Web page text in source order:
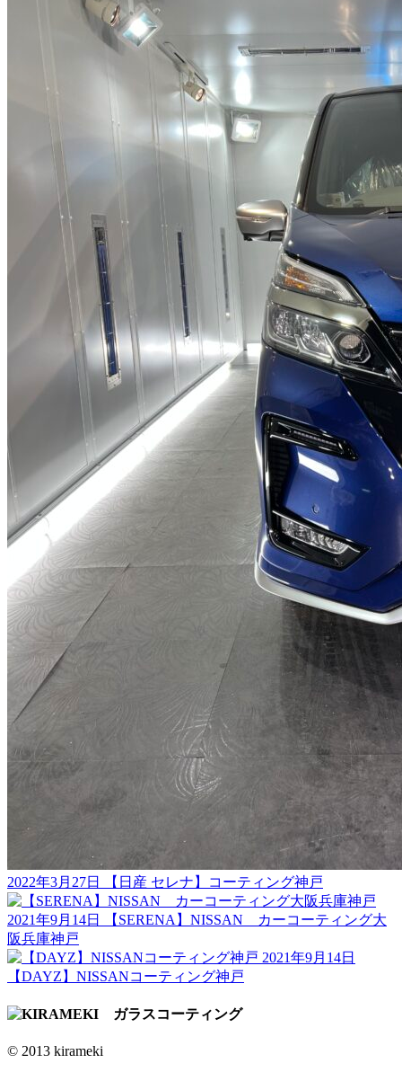
2022年3月27日 【日産 セレナ】コーティング神戸
2021年9月14日
【SERENA】NISSAN カーコーティング大
阪兵庫神戸
2021年9月14日
【DAYZ】NISSANコーティング神戸
© 2013 kirameki